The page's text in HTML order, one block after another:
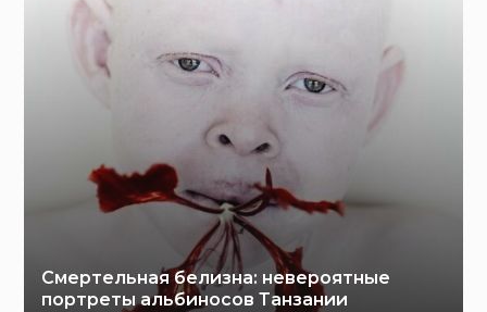
Смертельная белизна: невероятные
портреты альбиносов Танзании